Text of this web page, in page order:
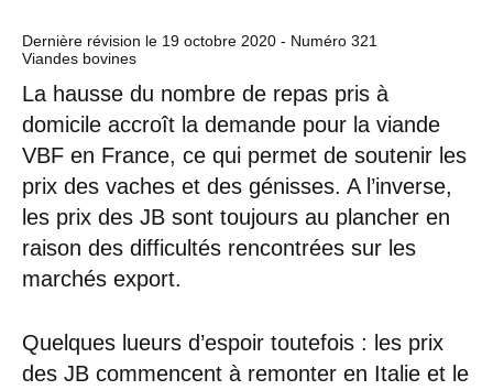
Dernière révision le 19 octobre 2020 - Numéro 321
Viandes bovines
La hausse du nombre de repas pris à
domicile accroît la demande pour la viande
VBF en France, ce qui permet de soutenir les
prix des vaches et des génisses. A l’inverse,
les prix des JB sont toujours au plancher en
raison des difficultés rencontrées sur les
marchés export.
Quelques lueurs d’espoir toutefois : les prix
des JB commencent à remonter en Italie et le